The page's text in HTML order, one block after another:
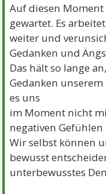
Auf diesen
gewartet. Es
weiter und
Gedanken und
Das hält so lange
Gedanken
es uns
im Moment nicht
negativen Gefühlen
Wir selbst können
bewusst
unterbewusstes